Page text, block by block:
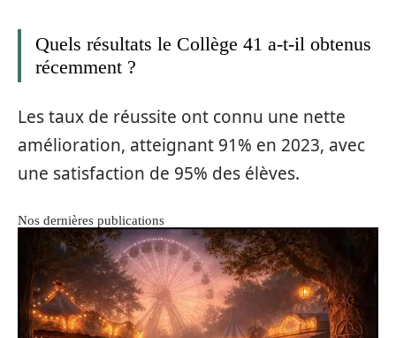
Quels résultats le Collège 41 a-t-il obtenus
récemment ?
Les taux de réussite ont connu une nette
amélioration, atteignant 91% en 2023, avec
une satisfaction de 95% des élèves.
Nos dernières publications